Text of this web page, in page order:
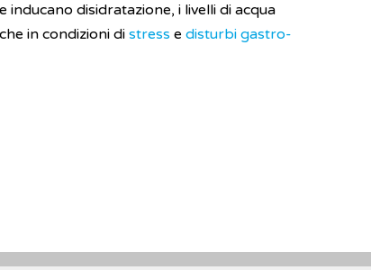
inducano disidratazione, i livelli di acqua
in condizioni di stress e disturbi gastro-